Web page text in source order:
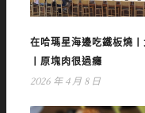
在哈瑪星海邊吃鐵板燒
丨原塊肉很過癮
2026 年 4 月 8 日